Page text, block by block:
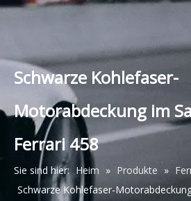
Schwarze Kohlefaser-
Motorabdeckung im
Ferrari 458
Sie sind hier: Heim » Produkte »
Schwarze Kohlefaser-
RYFT Kohlefaser-Bodykit für Mclaren 720S